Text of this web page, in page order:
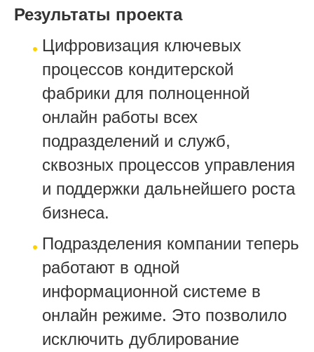
Результаты проекта
Цифровизация ключевых
процессов кондитерской
фабрики для полноценной
онлайн работы всех
подразделений и служб,
сквозных процессов управления
и поддержки дальнейшего роста
бизнеса.
Подразделения компании теперь
работают в одной
информационной системе в
онлайн режиме. Это позволило
исключить дублирование